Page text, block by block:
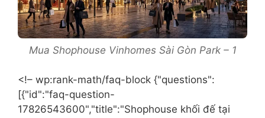
Mua Shophouse Vinhomes Sài Gòn Park – 1
<!– wp:rank-math/faq-block {"questions":
[{"id":"faq-question-
17826543600","title":"Shophouse khối đế tại